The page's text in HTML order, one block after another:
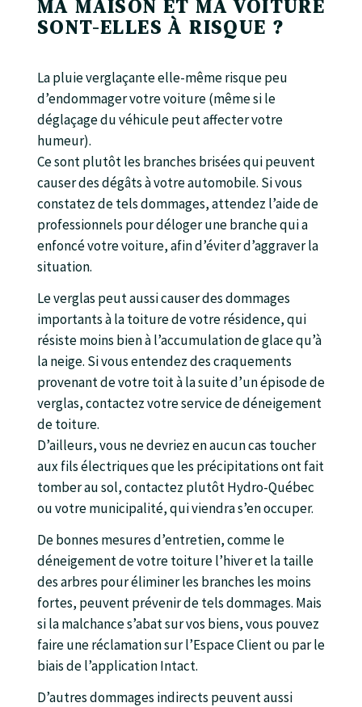
MA MAISON ET MA VOITURE
SONT-ELLES À RISQUE ?
La pluie verglaçante elle-même risque peu
d’endommager votre voiture (même si le
déglaçage du véhicule peut affecter votre
humeur).
Ce sont plutôt les branches brisées qui peuvent
causer des dégâts à votre automobile. Si vous
constatez de tels dommages, attendez l’aide de
professionnels pour déloger une branche qui a
enfoncé votre voiture, afin d’éviter d’aggraver la
situation.
Le verglas peut aussi causer des dommages
importants à la toiture de votre résidence, qui
résiste moins bien à l’accumulation de glace qu’à
la neige. Si vous entendez des craquements
provenant de votre toit à la suite d’un épisode de
verglas, contactez votre service de déneigement
de toiture.
D’ailleurs, vous ne devriez en aucun cas toucher
aux fils électriques que les précipitations ont fait
tomber au sol, contactez plutôt Hydro-Québec
ou votre municipalité, qui viendra s’en occuper.
De bonnes mesures d’entretien, comme le
déneigement de votre toiture l’hiver et la taille
des arbres pour éliminer les branches les moins
fortes, peuvent prévenir de tels dommages. Mais
si la malchance s’abat sur vos biens, vous pouvez
faire une réclamation sur l’Espace Client ou par le
biais de l’application Intact.
D’autres dommages indirects peuvent aussi